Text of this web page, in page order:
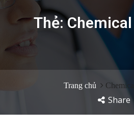
Thẻ:
Trang chủ
Share